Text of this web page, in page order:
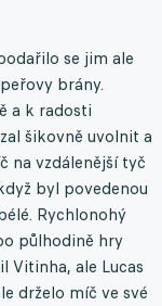
se jim ale
brány.
a k radosti
šikovně uvolnit a
na vzdálenější tyč
byl povedenou
Rychlonohý
půlhodině hry
Vitinha, ale Lucas
drželo míč ve své